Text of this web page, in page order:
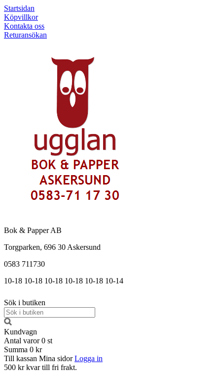
Startsidan
Köpvillkor
Kontakta oss
Returansökan
Bok & Papper AB
Torgparken, 696 30 Askersund
0583 711730
10-18 10-18 10-18 10-18 10-18 10-14
Sök i butiken
Kundvagn
Antal varor 0 st
Summa 0 kr
Till kassan Mina sidor Logga in
500 kr kvar till fri frakt.